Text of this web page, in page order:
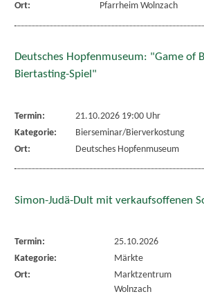
Ort:
Pfarrheim Wolnzach
Deutsches Hopfenmuseum: "Game of
Biertasting-Spiel"
Termin:
21.10.2026 19:00 Uhr
Kategorie:
Bierseminar/Bierverkostung
Ort:
Deutsches Hopfenmuseum
Simon-Judä-Dult mit verkaufsoffenen
Termin:
25.10.2026
Kategorie:
Märkte
Ort:
Marktzentrum
Wolnzach